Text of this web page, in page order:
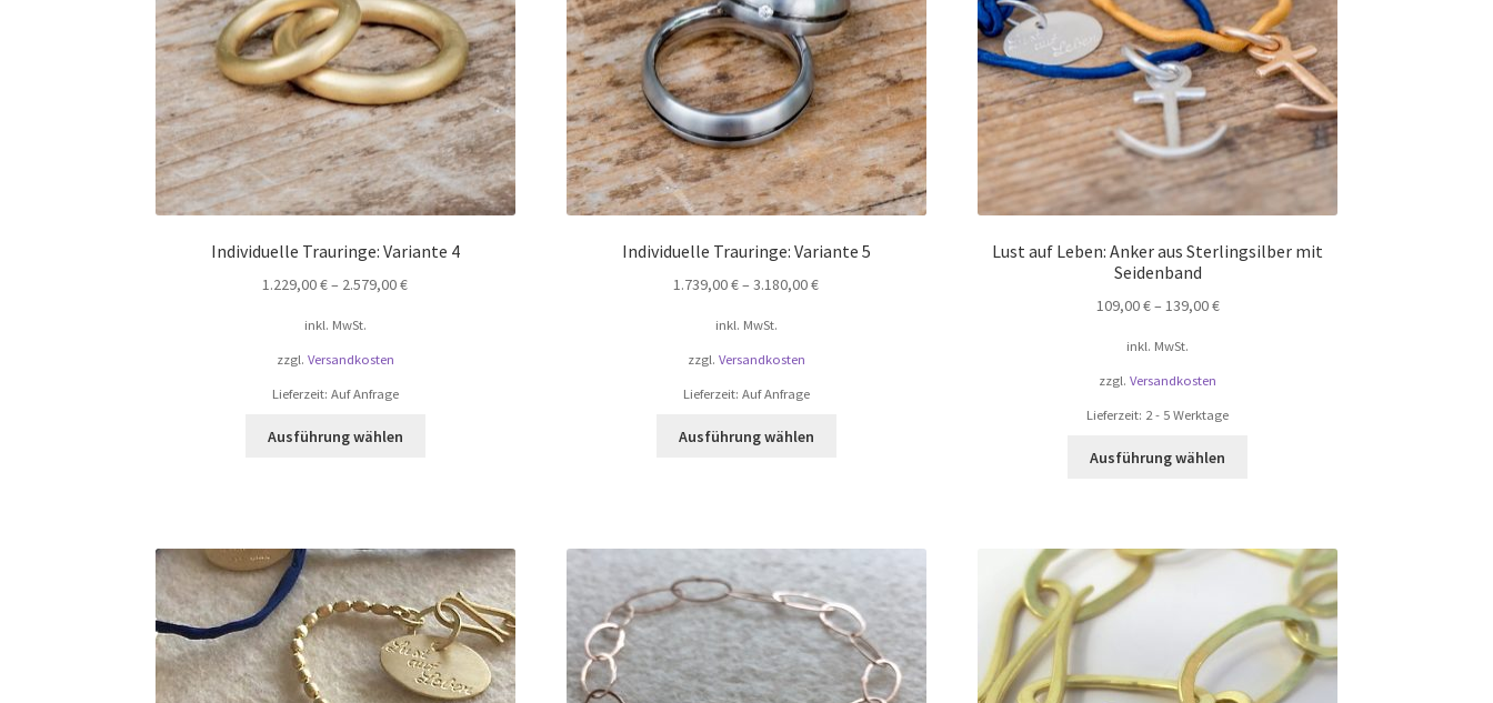
Individuelle Trauringe: Variante 4
1.229,00€– 2.579,00€
inkl. MwSt.
zzgl. Versandkosten
Lieferzeit: Auf Anfrage
Ausführung wählen
auf.
Die
Optionen
können
auf
der
Produktseite
Individuelle Trauringe: Variante 5
1.739,00€–3.180,00€
inkl. MwSt.
zzgl. Versandkosten
Lieferzeit: Auf Anfrage
Ausführung wählen
auf.
können
auf
der
Produktseite
Lust auf Leben: Anker aus Sterlingsilber mit
Seidenband
109,00€– 139,00€
inkl. MwSt.
zzgl.Versandkosten
Lieferzeit: 2 - 5 Werktage
Ausführung wählen
Varianten
auf.
Optionen
können
der